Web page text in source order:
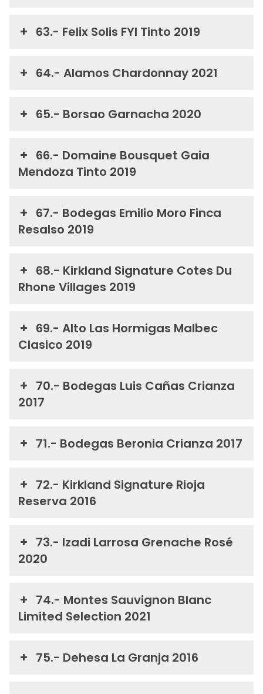
63.- Felix Solis FYI Tinto 2019
64.- Alamos Chardonnay 2021
65.- Borsao Garnacha 2020
66.- Domaine Bousquet Gaia
Mendoza Tinto 2019
67.- Bodegas Emilio Moro Finca
Resalso 2019
68.- Kirkland Signature Cotes Du
Rhone Villages 2019
69.- Alto Las Hormigas Malbec
Clasico 2019
70.- Bodegas Luis Cañas Crianza
2017
71.- Bodegas Beronia Crianza 2017
72.- Kirkland Signature Rioja
Reserva 2016
73.- Izadi Larrosa Grenache Rosé
2020
74.- Montes Sauvignon Blanc
Limited Selection 2021
75.- Dehesa La Granja 2016